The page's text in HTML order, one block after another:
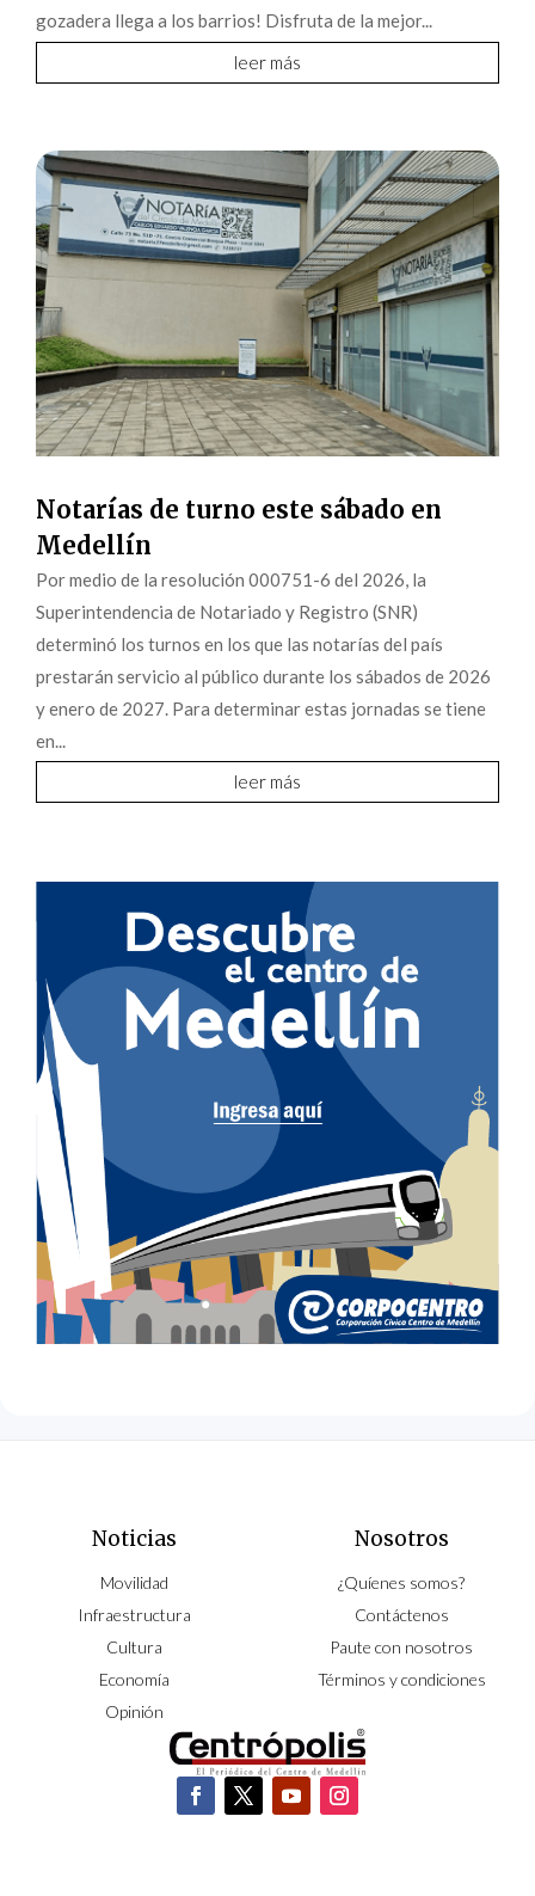
gozadera llega a los barrios! Disfruta de la mejor...
leer más
Notarías de turno este sábado en
Medellín
Por medio de la resolución 000751-6 del 2026, la
Superintendencia de Notariado y Registro (SNR)
determinó los turnos en los que las notarías del país
prestarán servicio al público durante los sábados de 2026
y enero de 2027. Para determinar estas jornadas se tiene
en...
leer más
Noticias
Movilidad
Infraestructura
Cultura
Economía
Opinión
Nosotros
¿Quíenes somos?
Contáctenos
Paute con nosotros
Términos y condiciones